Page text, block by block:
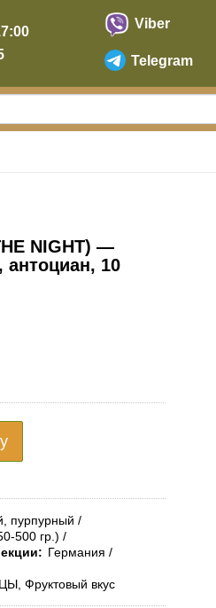
Viber
Telegram
NIGHT) —
10
пурпурный
500 гр.)
Германия
Фруктовый вкус